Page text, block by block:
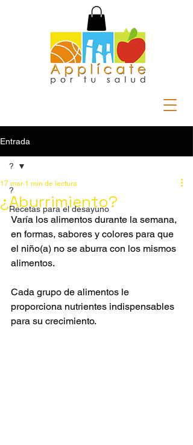
Entrada
?
Recetas para el desayuno
?
¿Aburrimiento?
17 mar 1 min de lectura
Varía los alimentos durante la semana,
en formas, sabores y colores para que
el niño(a) no se aburra con los mismos
alimentos.
Cada grupo de alimentos le
proporciona nutrientes indispensables
para su crecimiento.